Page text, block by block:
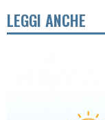
LEGGI ANCHE